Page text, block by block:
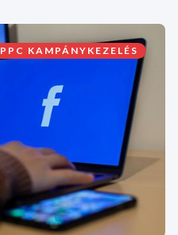
PPC KAMPÁNYKEZELÉS